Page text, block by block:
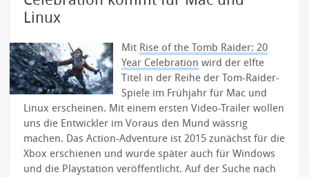
Linux
Mit Rise of the Tomb Raider: 20
Year Celebration wird der elfte
Titel in der Reihe der Tom-Raider-
Spiele im Frühjahr für Mac und
Linux erscheinen. Mit einem ersten Video-Trailer wollen
uns die Entwickler im Voraus den Mund wässrig
machen. Das Action-Adventure ist 2015 zunächst für die
Xbox erschienen und wurde später auch für Windows
und die Playstation veröffentlicht. Auf der Suche nach